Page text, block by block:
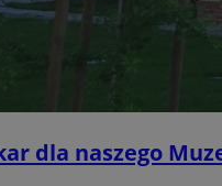
dla naszego